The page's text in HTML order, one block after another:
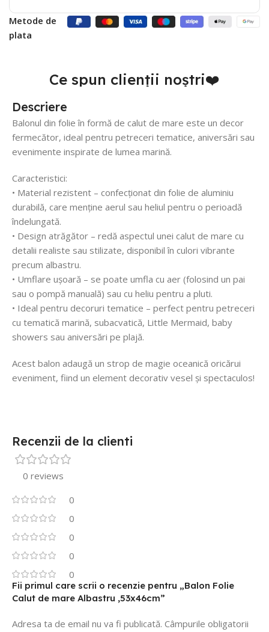
Metode de
plata
Ce spun clienții noștri❤️
Descriere
Balonul din folie în formă de calut de mare este un decor
fermecător, ideal pentru petreceri tematice, aniversări sau
evenimente inspirate de lumea marină.
Caracteristici:
• Material rezistent – confecționat din folie de aluminiu
durabilă, care menține aerul sau heliul pentru o perioadă
îndelungată.
• Design atrăgător – redă aspectul unei calut de mare cu
detalii realiste sau stilizate, disponibil în culori vibrante
precum albastru.
• Umflare ușoară – se poate umfla cu aer (folosind un pai
sau o pompă manuală) sau cu heliu pentru a pluti.
• Ideal pentru decoruri tematice – perfect pentru petreceri
cu tematică marină, subacvatică, Little Mermaid, baby
showers sau aniversări pe plajă.
Acest balon adaugă un strop de magie oceanică oricărui
eveniment, fiind un element decorativ vesel și spectaculos!
Recenzii de la clienti
0 reviews
0
0
0
0
0
Fii primul care scrii o recenzie pentru „Balon Folie
Calut de mare Albastru ,53x46cm”
Adresa ta de email nu va fi publicată. Câmpurile obligatorii